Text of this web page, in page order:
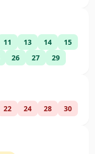
11 13 14
15
26 27 29
22 24 28 30